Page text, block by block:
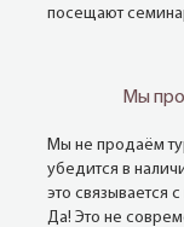
посещают
Мы
Мы не продаём
убедится в
это связывается
Да! Это не